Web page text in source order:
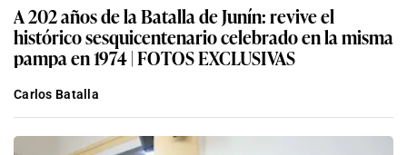
A 202 años de la Batalla de Junín: revive el
histórico sesquicentenario celebrado en la misma
pampa en 1974 | FOTOS EXCLUSIVAS
Carlos Batalla